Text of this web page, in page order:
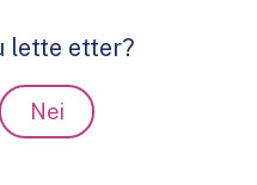
lette etter?
Nei